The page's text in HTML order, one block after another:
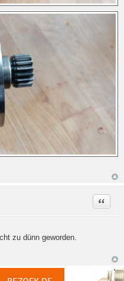
Citeer
zu dünn geworden.